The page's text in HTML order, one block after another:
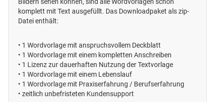
komplett mit Text ausgefüllt. Das Downloadpaket als zip-
Datei enthält:
• 1 Wordvorlage mit anspruchsvollem Deckblatt
• 1 Wordvorlage mit einem kompletten Anschreiben
• 1 Lizenz zur dauerhaften Nutzung der Textvorlage
• 1 Wordvorlage mit einem Lebenslauf
• 1 Wordvorlage mit Praxiserfahrung / Berufserfahrung
• zeitlich unbefristeten Kundensupport